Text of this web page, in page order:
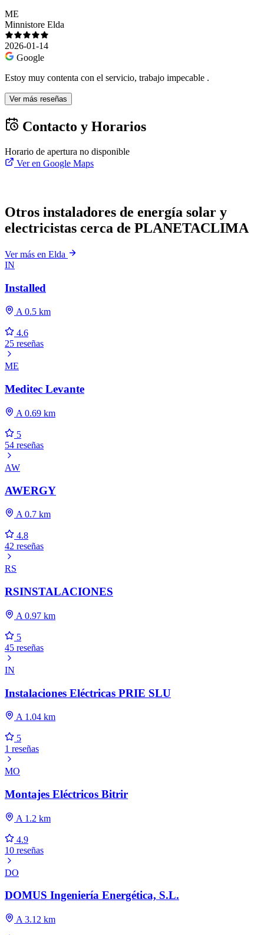
ME
Minnistore Elda
2026-01-14
Google
Estoy muy contenta con el servicio, trabajo impecable .
Ver más reseñas
Contacto y Horarios
Horario de apertura no disponible
Ver en Google Maps
Otros instaladores de energía solar y
electricistas cerca de PLANETACLIMA
Ver más en Elda
IN
Installed
A 0.5 km
4.6
25 reseñas
ME
Meditec Levante
A 0.69 km
5
54 reseñas
AW
AWERGY
A 0.7 km
4.8
42 reseñas
RS
RSINSTALACIONES
A 0.97 km
5
45 reseñas
IN
Instalaciones Eléctricas PRIE SLU
A 1.04 km
5
1 reseñas
MO
Montajes Eléctricos Bitrir
A 1.2 km
4.9
10 reseñas
DO
DOMUS Ingeniería Energética, S.L.
A 3.12 km